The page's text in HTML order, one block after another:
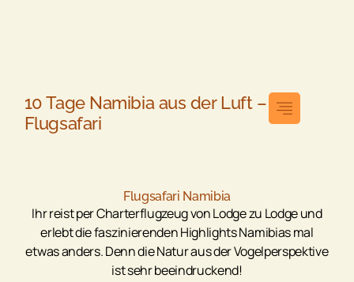
10 Tage Namibia aus der Luft –
Flugsafari
Flugsafari Namibia
Ihr reist per Charterflugzeug von Lodge zu Lodge und
erlebt die faszinierenden Highlights Namibias mal
etwas anders. Denn die Natur aus der Vogelperspektive
ist sehr beeindruckend!